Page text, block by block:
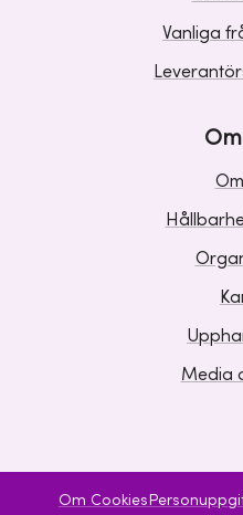
Vanliga
Media
Om Cookies